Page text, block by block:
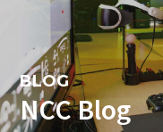
BLOG
NCC Blog